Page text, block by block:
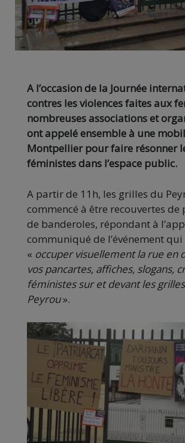
A l’occasion de la Journée
contres les violences faites aux
nombreuses associations et
ont appelé ensemble à une
Montpellier pour faire résonner
féministes dans l’espace public.
A partir de 11h, les grilles du
commencé à être recouvertes de
de banderoles, répondant à
communiqué de l’événement
« occuper visuellement la rue en
vos pancartes, affiches, slogans,
féministes sur et devant les
Peyrou».